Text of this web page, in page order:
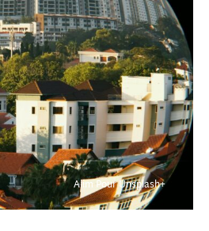
Alim Pour Unsplash+